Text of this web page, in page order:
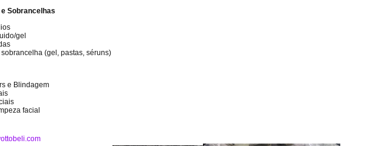
Sobrancelhas
gel
(gel, pastas, séruns)
e Blindagem
facial